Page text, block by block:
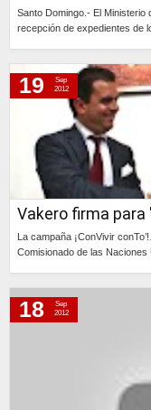
Santo Domingo.- El
recepción de expedientes de
Vakero firma para
La campaña ¡ConVivir
Comisionado de las Naciones
19
Sep
2012
18
Sep
2012